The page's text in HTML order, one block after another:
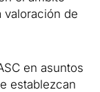
valoración de
en asuntos
establezcan